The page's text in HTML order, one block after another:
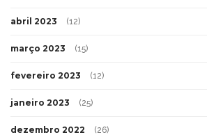
abril 2023 (12)
março 2023 (15)
fevereiro 2023 (12)
janeiro 2023 (25)
dezembro 2022 (26)